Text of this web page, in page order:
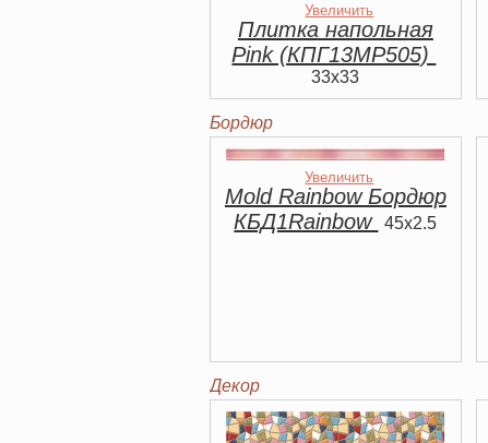
Увеличить
Плитка напольная
Pink (КПГ13МР505)
33x33
Бордюр
Увеличить
Mold Rainbow Бордюр
КБД1Rainbow
45x2.5
Декор